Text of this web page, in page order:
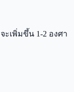
เพิ่มขึ้น 1-2 องศา